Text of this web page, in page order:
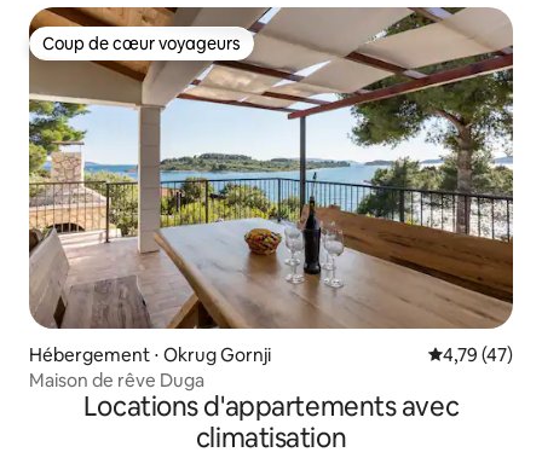
Coup de cœur voyageurs
Coup de cœur voyageurs
Hébergement ⋅ Okrug Gornji Évaluation
4,79 (47)
Maison de rêve Duga
Locations d'appartements avec
climatisation